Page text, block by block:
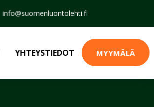
info@suomenluontolehti.fi
YHTEYSTIEDOT MYYMÄLÄ